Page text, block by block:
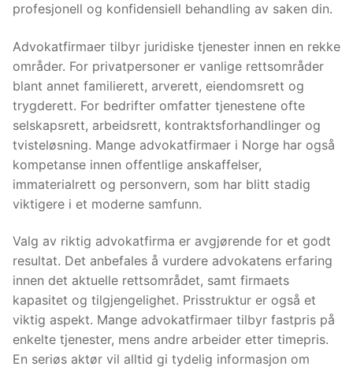
profesjonell og konfidensiell behandling av saken din.
Advokatfirmaer tilbyr juridiske tjenester innen en rekke
områder. For privatpersoner er vanlige rettsområder
blant annet familierett, arverett, eiendomsrett og
trygderett. For bedrifter omfatter tjenestene ofte
selskapsrett, arbeidsrett, kontraktsforhandlinger og
tvisteløsning. Mange advokatfirmaer i Norge har også
kompetanse innen offentlige anskaffelser,
immaterialrett og personvern, som har blitt stadig
viktigere i et moderne samfunn.
Valg av riktig advokatfirma er avgjørende for et godt
resultat. Det anbefales å vurdere advokatens erfaring
innen det aktuelle rettsområdet, samt firmaets
kapasitet og tilgjengelighet. Prisstruktur er også et
viktig aspekt. Mange advokatfirmaer tilbyr fastpris på
enkelte tjenester, mens andre arbeider etter timepris.
En seriøs aktør vil alltid gi tydelig informasjon om